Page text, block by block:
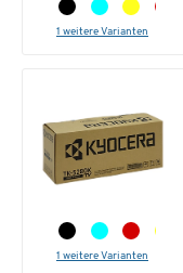
1 weitere Varianten
1 weitere Varianten